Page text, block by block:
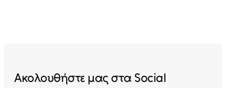
Ακολουθήστε μας στα Social